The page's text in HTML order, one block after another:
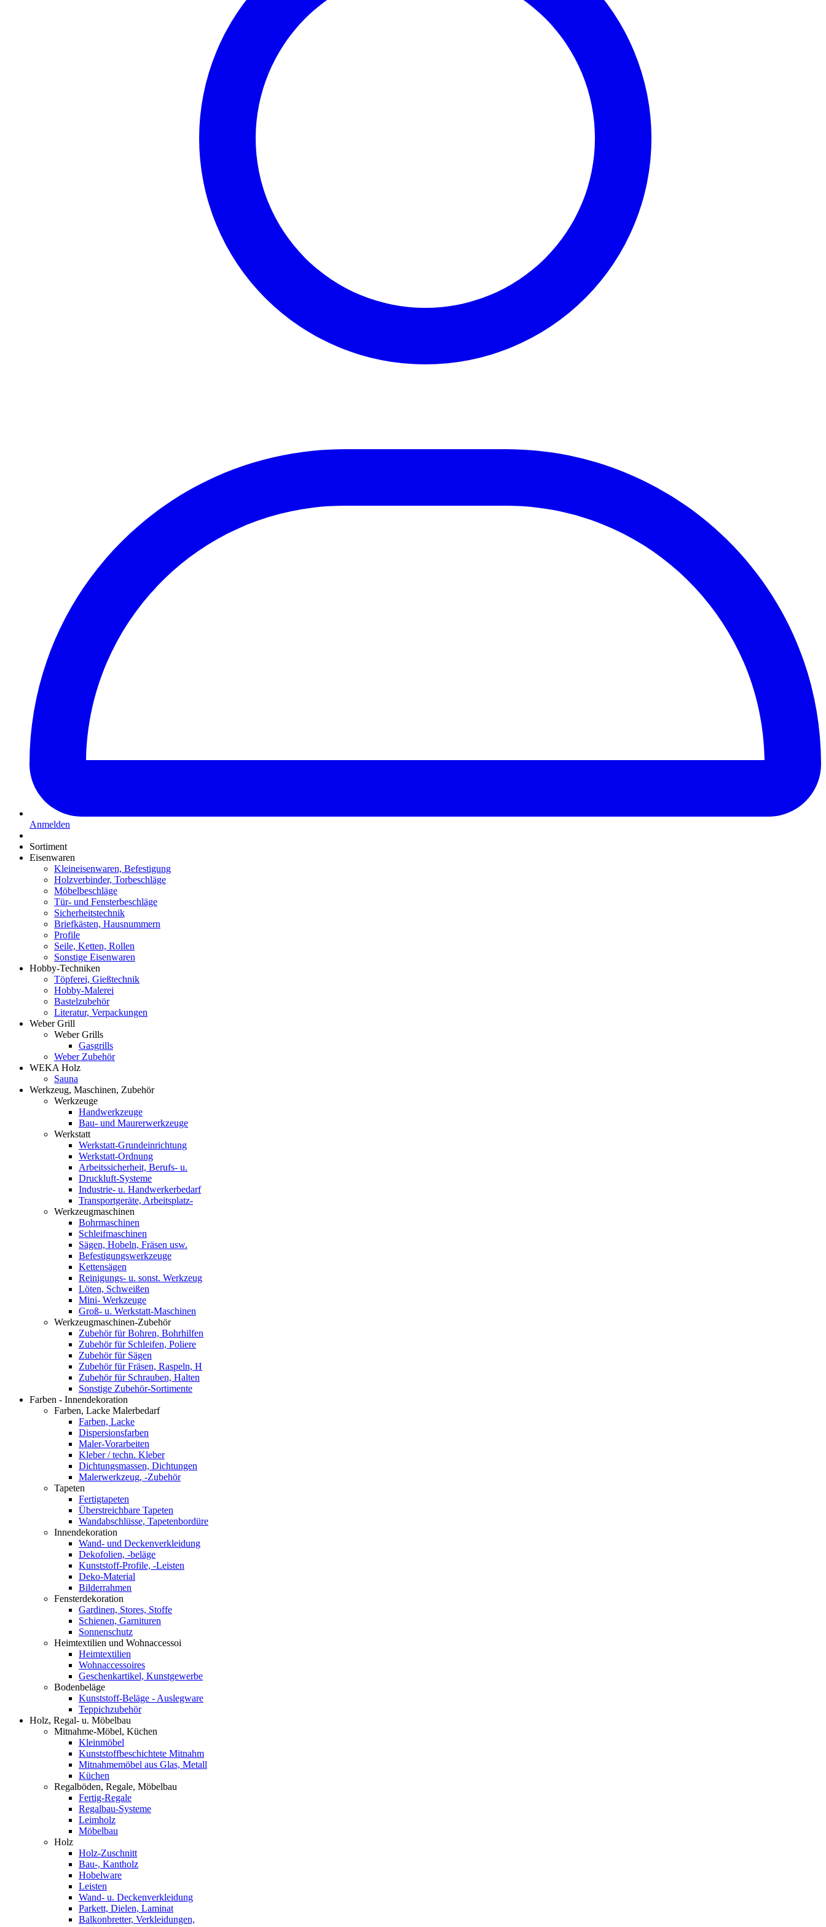
Anmelden
Sortiment
Eisenwaren
Kleineisenwaren, Befestigung
Holzverbinder, Torbeschläge
Möbelbeschläge
Tür- und Fensterbeschläge
Sicherheitstechnik
Briefkästen, Hausnummern
Profile
Seile, Ketten, Rollen
Sonstige Eisenwaren
Hobby-Techniken
Töpferei, Gießtechnik
Hobby-Malerei
Bastelzubehör
Literatur, Verpackungen
Weber Grill
Weber Grills
Gasgrills
Weber Zubehör
WEKA Holz
Sauna
Werkzeug, Maschinen, Zubehör
Werkzeuge
Handwerkzeuge
Bau- und Maurerwerkzeuge
Werkstatt
Werkstatt-Grundeinrichtung
Werkstatt-Ordnung
Arbeitssicherheit, Berufs- u.
Druckluft-Systeme
Industrie- u. Handwerkerbedarf
Transportgeräte, Arbeitsplatz-
Werkzeugmaschinen
Bohrmaschinen
Schleifmaschinen
Sägen, Hobeln, Fräsen usw.
Befestigungswerkzeuge
Kettensägen
Reinigungs- u. sonst. Werkzeug
Löten, Schweißen
Mini- Werkzeuge
Groß- u. Werkstatt-Maschinen
Werkzeugmaschinen-Zubehör
Zubehör für Bohren, Bohrhilfen
Zubehör für Schleifen, Poliere
Zubehör für Sägen
Zubehör für Fräsen, Raspeln, H
Zubehör für Schrauben, Halten
Sonstige Zubehör-Sortimente
Farben - Innendekoration
Farben, Lacke Malerbedarf
Farben, Lacke
Dispersionsfarben
Maler-Vorarbeiten
Kleber / techn. Kleber
Dichtungsmassen, Dichtungen
Malerwerkzeug, -Zubehör
Tapeten
Fertigtapeten
Überstreichbare Tapeten
Wandabschlüsse, Tapetenbordüre
Innendekoration
Wand- und Deckenverkleidung
Dekofolien, -beläge
Kunststoff-Profile, -Leisten
Deko-Material
Bilderrahmen
Fensterdekoration
Gardinen, Stores, Stoffe
Schienen, Garnituren
Sonnenschutz
Heimtextilien und Wohnaccessoi
Heimtextilien
Wohnaccessoires
Geschenkartikel, Kunstgewerbe
Bodenbeläge
Kunststoff-Beläge - Auslegware
Teppichzubehör
Holz, Regal- u. Möbelbau
Mitnahme-Möbel, Küchen
Kleinmöbel
Kunststoffbeschichtete Mitnahm
Mitnahmemöbel aus Glas, Metall
Küchen
Regalböden, Regale, Möbelbau
Fertig-Regale
Regalbau-Systeme
Leimholz
Möbelbau
Holz
Holz-Zuschnitt
Bau-, Kantholz
Hobelware
Leisten
Wand- u. Deckenverkleidung
Parkett, Dielen, Laminat
Balkonbretter, Verkleidungen,